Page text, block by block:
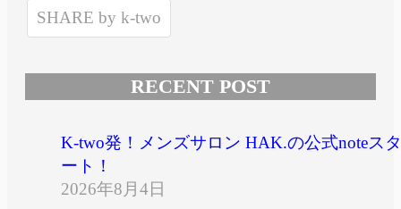
SHARE by k-two
RECENT POST
K-two発！メンズサロン HAK.の公式noteスタ
ート！
2026年8月4日